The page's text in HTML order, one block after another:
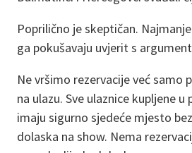
Poprilično je skeptičan.
ga pokušavaju uvjerit s
Ne vršimo rezervacije već samo
na ulazu. Sve ulaznice kupljene
imaju sigurno sjedeće mjesto
dolaska na show. Nema